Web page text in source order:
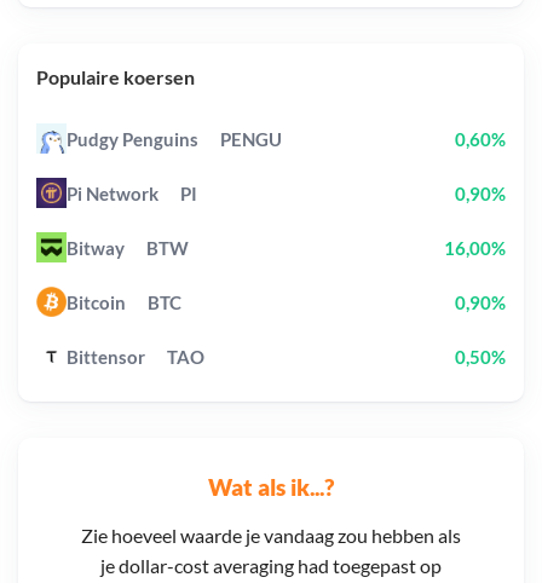
Wat als ik...?
Zie hoeveel waarde je vandaag zou hebben als
je dollar-cost averaging had toegepast op
Populaire koersen
Pudgy Penguins PENGU 0,60%
Pi Network PI 0,90%
Bitway BTW 16,00%
Bitcoin BTC 0,90%
Bittensor TAO 0,50%